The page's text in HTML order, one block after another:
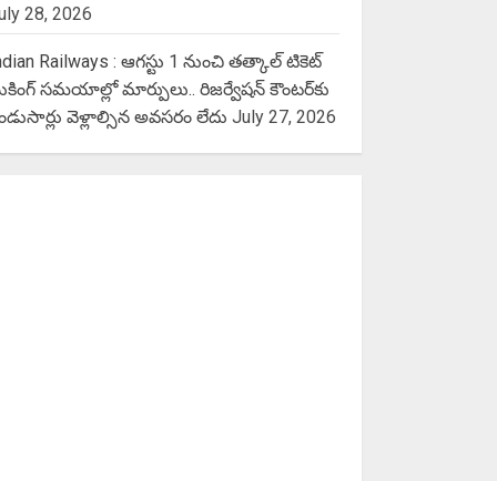
28, 2026
Railways : ఆగస్టు 1 నుంచి తత్కాల్‌ టికెట్‌
సమయాల్లో మార్పులు.. రిజర్వేషన్ కౌంటర్‌కు
వెళ్లాల్సిన అవసరం లేదు July 27, 2026